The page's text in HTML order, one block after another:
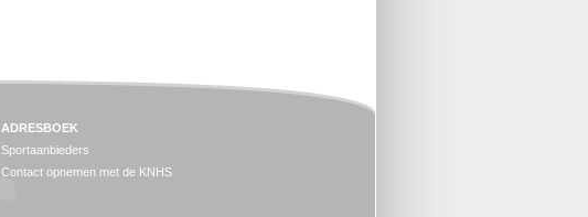
ADRESBOEK
Sportaanbieders
Contact opnemen met de KNHS